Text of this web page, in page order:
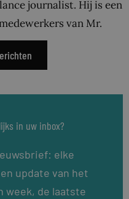
journalist. Hij is een
van Mr.
in uw inbox?
elke
update van het
week, de laatste